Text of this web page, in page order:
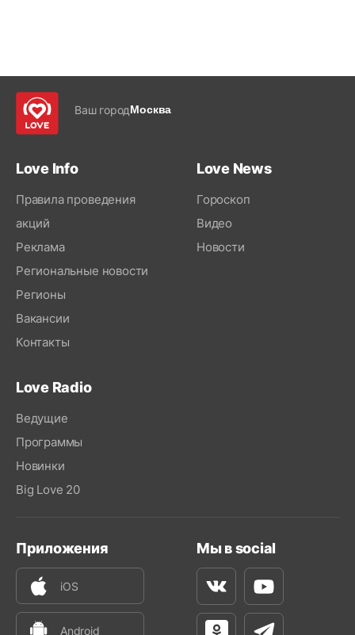
Ваш городМосква
Love Info
Правила проведения
акций
Реклама
Региональные новости
Регионы
Вакансии
Контакты
Love News
Гороскоп
Видео
Новости
Love Radio
Ведущие
Программы
Новинки
Big Love 20
Приложения
iOS
Android
Мы в social
ВконтактеYoutube